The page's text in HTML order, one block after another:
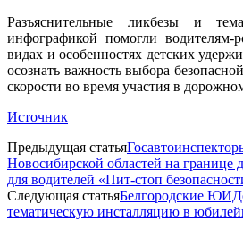
Разъяснительные ликбезы и
инфографикой помогли водителям-
видах и особенностях детских
осознать важность выбора
скорости во время участия в
Источник
Предыдущая статья
Новосибирской областей на границе
для водителей «Пит-стоп
Следующая статьяБелгородские
тематическую инсталляцию в